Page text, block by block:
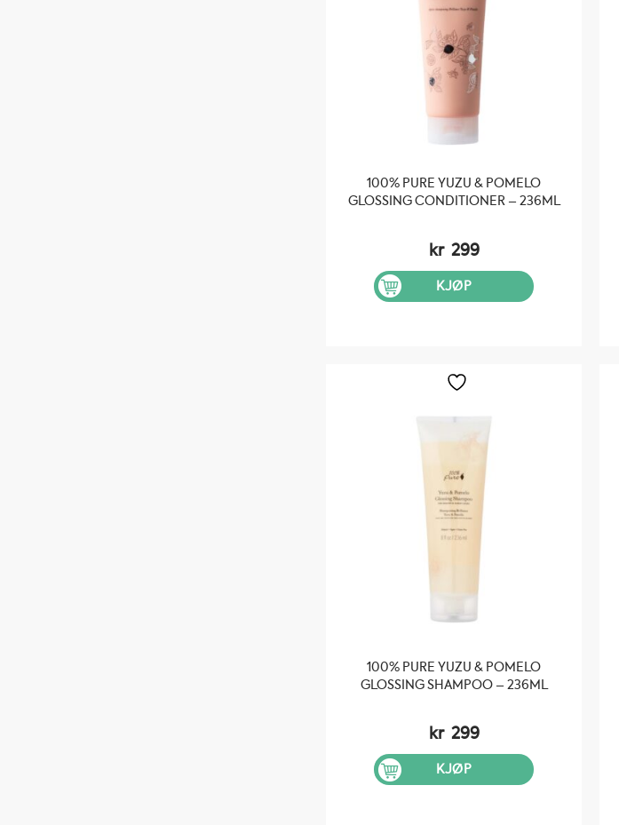
100% PURE YUZU & POMELO
GLOSSING CONDITIONER – 236ML
kr 299
KJØP
100% PURE YUZU & POMELO
GLOSSING SHAMPOO – 236ML
kr 299
KJØP